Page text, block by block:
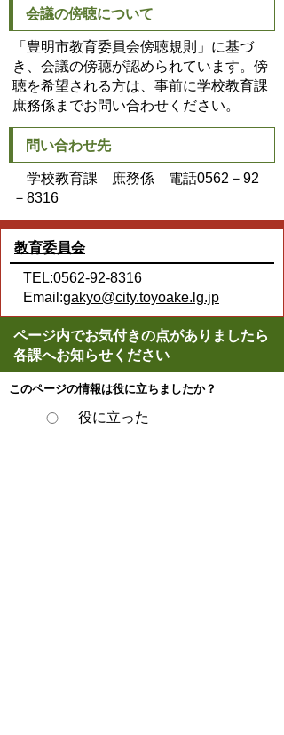
会議の傍聴について
「豊明市教育委員会傍聴規則」に基づ
き、会議の傍聴が認められています。傍
聴を希望される方は、事前に学校教育課
庶務係までお問い合わせください。
問い合わせ先
学校教育課 庶務係 電話0562－92
－8316
教育委員会
TEL:0562-92-8316
Email:gakyo@city.toyoake.lg.jp
ページ内でお気付きの点がありましたら
各課へお知らせください
このページの情報は役に立ちましたか？
役に立った